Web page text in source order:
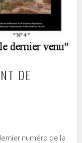
DE
numéro de la